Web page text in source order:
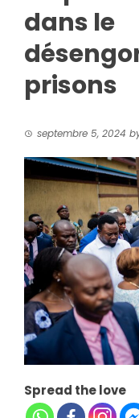
dans le
prisons
septembre 5, 2024
Spread the love